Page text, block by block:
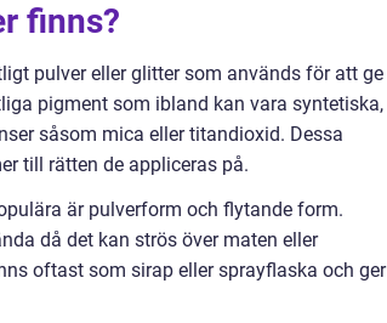
finns?
pulver eller glitter som används för att ge
pigment som ibland kan vara syntetiska,
såsom mica eller titandioxid. Dessa
till rätten de appliceras på.
är pulverform och flytande form.
då det kan strös över maten eller
oftast som sirap eller sprayflaska och ger